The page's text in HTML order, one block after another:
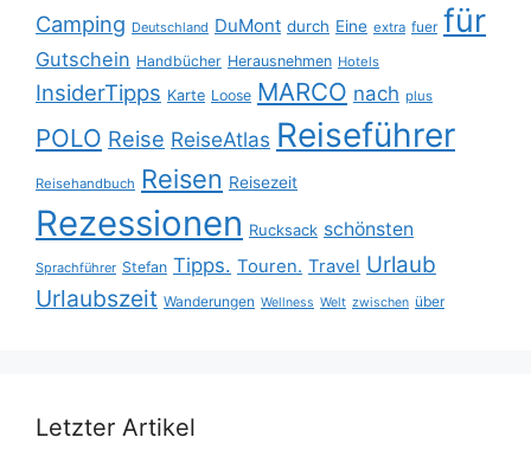
Camping Deutschland DuMont durch Eine extra fuer für
Gutschein Handbücher Herausnehmen Hotels
InsiderTipps Karte Loose MARCO nach plus
POLO Reise ReiseAtlas Reiseführer
Reisehandbuch Reisen Reisezeit
Rezessionen Rucksack schönsten
Sprachführer Stefan Tipps. Touren. Travel Urlaub
Urlaubszeit Wanderungen Wellness Welt zwischen über
Letzter Artikel